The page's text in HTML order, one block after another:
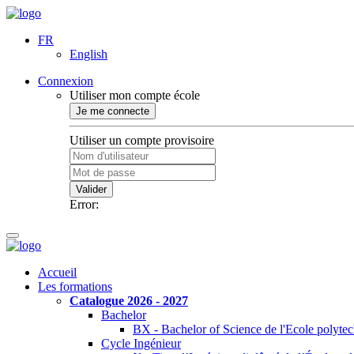
FR
English
Connexion
Utiliser mon compte école
Je me connecte
Utiliser un compte provisoire
Valider
Error:
Accueil
Les formations
Catalogue 2026 - 2027
Bachelor
BX - Bachelor of Science de l'Ecole
Cycle Ingénieur